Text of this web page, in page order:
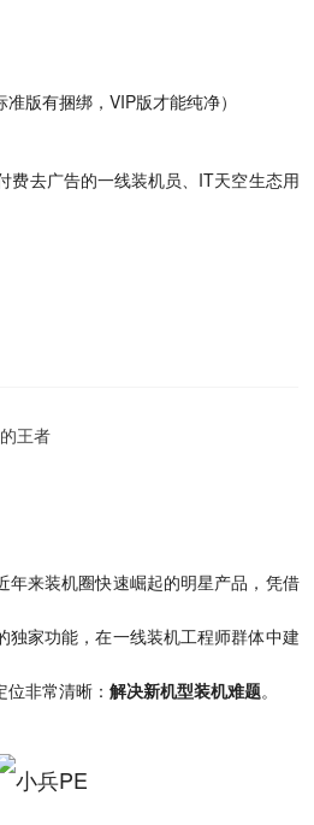
准版有捆绑，VIP版才能纯净）
费去广告的一线装机员、IT天空生态用
王者
年来装机圈快速崛起的明星产品，凭借
独家功能，在一线装机工程师群体中建
位非常清晰：解决新机型装机难题。